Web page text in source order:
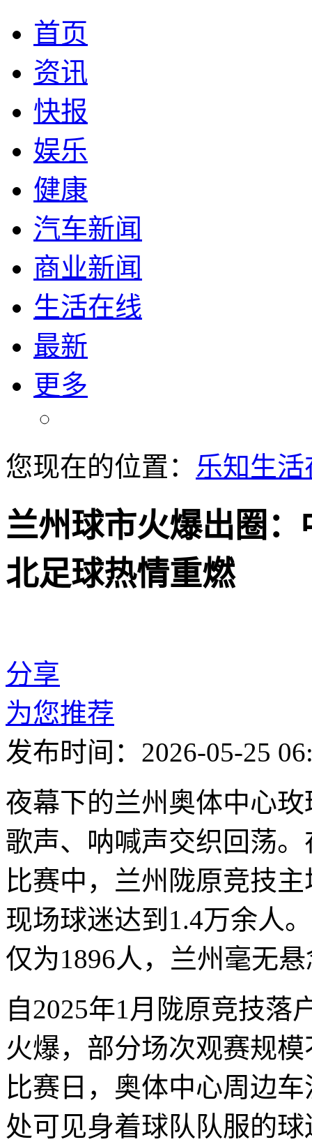
首页
资讯
快报
娱乐
健康
汽车新闻
商业新闻
生活在线
最新
更多
您现在的位置： 乐知生活
兰州球市火爆出圈
北足球热情重燃
分享
为您推荐
发布时间：2026-05-25
夜幕下的兰州奥体中心
歌声、呐喊声交织回荡
比赛中，兰州陇原竞技
现场球迷达到1.4万余人
仅为1896人，兰州毫无
自2025年1月陇原竞技落
火爆，部分场次观赛规
比赛日，奥体中心周边
处可见身着球队队服的